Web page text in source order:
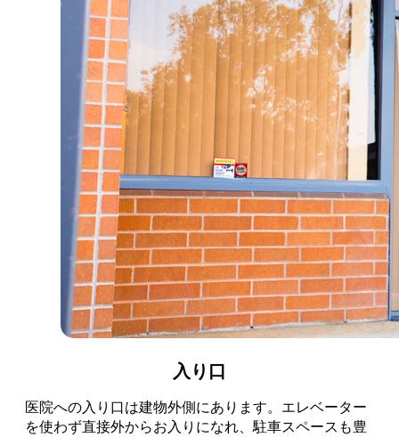
入り口
医院への入り口は建物外側にあります。エレベーター
を使わず直接外からお入りになれ、駐車スペースも豊